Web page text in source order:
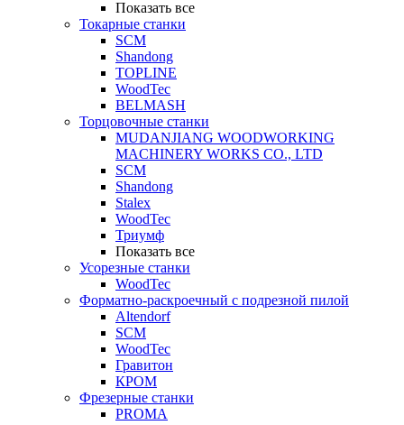
Показать все
Токарные станки
SCM
Shandong
TOPLINE
WoodTec
BELMASH
Торцовочные станки
MUDANJIANG WOODWORKING
MACHINERY WORKS CO., LTD
SCM
Shandong
Stalex
WoodTec
Триумф
Показать все
Усорезные станки
WoodTec
Форматно-раскроечный с подрезной пилой
Altendorf
SCM
WoodTec
Гравитон
КРОМ
Фрезерные станки
PROMA